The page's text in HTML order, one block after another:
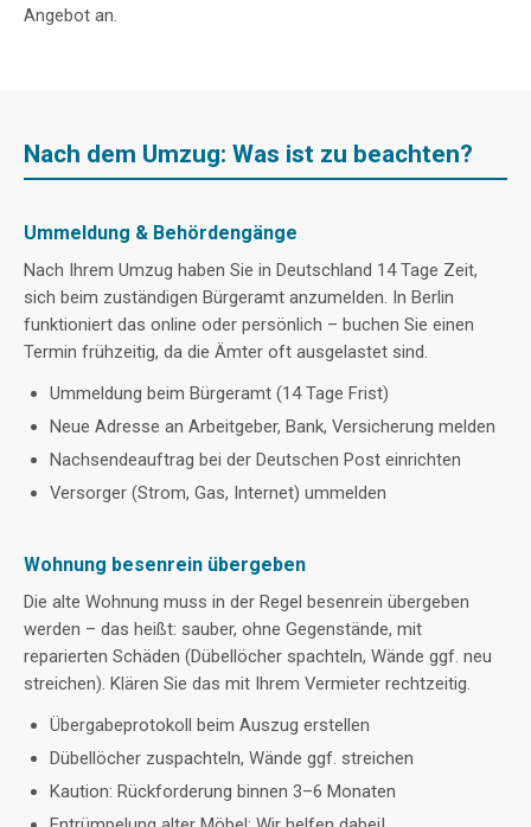
Angebot an.
Nach dem Umzug: Was ist zu beachten?
Ummeldung & Behördengänge
Nach Ihrem Umzug haben Sie in Deutschland 14 Tage Zeit,
sich beim zuständigen Bürgeramt anzumelden. In Berlin
funktioniert das online oder persönlich – buchen Sie einen
Termin frühzeitig, da die Ämter oft ausgelastet sind.
Ummeldung beim Bürgeramt (14 Tage Frist)
Neue Adresse an Arbeitgeber, Bank, Versicherung melden
Nachsendeauftrag bei der Deutschen Post einrichten
Versorger (Strom, Gas, Internet) ummelden
Wohnung besenrein übergeben
Die alte Wohnung muss in der Regel besenrein übergeben
werden – das heißt: sauber, ohne Gegenstände, mit
reparierten Schäden (Dübellöcher spachteln, Wände ggf. neu
streichen). Klären Sie das mit Ihrem Vermieter rechtzeitig.
Übergabeprotokoll beim Auszug erstellen
Dübellöcher zuspachteln, Wände ggf. streichen
Kaution: Rückforderung binnen 3–6 Monaten